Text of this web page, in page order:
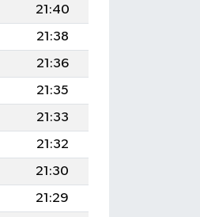
21:40
21:38
21:36
21:35
21:33
21:32
21:30
21:29